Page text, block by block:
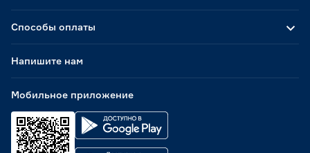
Способы оплаты
Мобильное приложение
Напишите нам